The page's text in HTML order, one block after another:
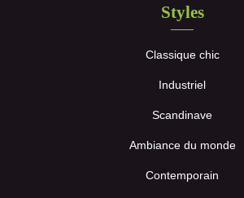
Styles
Classique chic
Industriel
Scandinave
Ambiance du monde
Contemporain